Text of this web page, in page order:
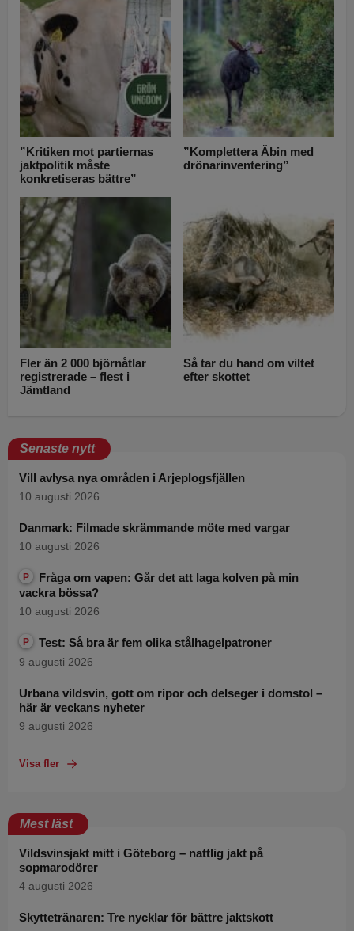
”Kritiken mot partiernas
jaktpolitik måste
konkretiseras bättre”
”Komplettera Äbin med
drönarinventering”
Fler än 2 000 björnåtlar
registrerade – flest i
Jämtland
Så tar du hand om viltet
efter skottet
Senaste nytt
Vill avlysa nya områden i Arjeplogsfjällen
10 augusti 2026
Danmark: Filmade skrämmande möte med vargar
10 augusti 2026
P
Fråga om vapen: Går det att laga kolven på min
vackra bössa?
10 augusti 2026
P Test: Så bra är fem olika stålhagelpatroner
9 augusti 2026
Urbana vildsvin, gott om ripor och delseger i domstol –
här är veckans nyheter
9 augusti 2026
Visa fler
Mest läst
Vildsvinsjakt mitt i Göteborg – nattlig jakt på
sopmarodörer
4 augusti 2026
Skyttetränaren: Tre nycklar för bättre jaktskott